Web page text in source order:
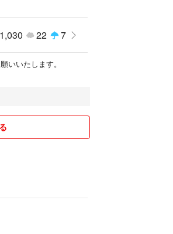
1,030 22 7
いいたします。